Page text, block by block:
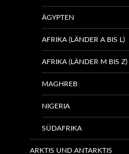
ÄGYPTEN
AFRIKA (LÄNDER A BIS L)
AFRIKA (LÄNDER M BIS Z)
MAGHREB
NIGERIA
SÜDAFRIKA
ARKTIS UND ANTARKTIS